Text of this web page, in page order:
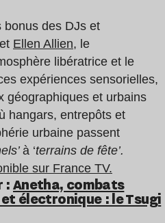
bonus des DJs et
et Ellen Allien, le
libératrice et le
expériences sensorielles,
géographiques et urbains
hangars, entrepôts et
urbaine passent
à ‘terrains de fête’.
sur France TV.
:Anetha, combats
électronique : le Tsugi